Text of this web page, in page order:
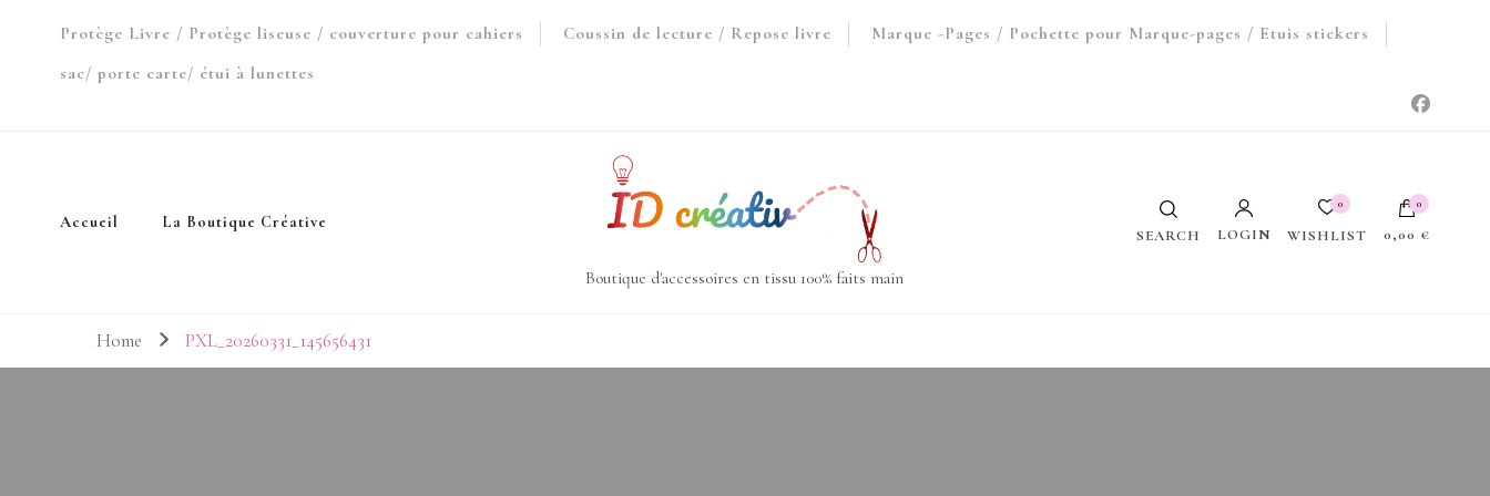
Protège Livre / Protège liseuse / couverture pour cahiers Coussin de lecture / Repose livre
Marque -Pages / Pochette pour Marque-pages / Etuis stickers
sac/ porte carte/ étui à lunettes
Accueil La Boutique Créative
Boutique d'accessoires en tissu 100% faits main
SEARCH LOGIN
0
WISHLIST
0
0,00 €
Home
PXL_20260331_145656431